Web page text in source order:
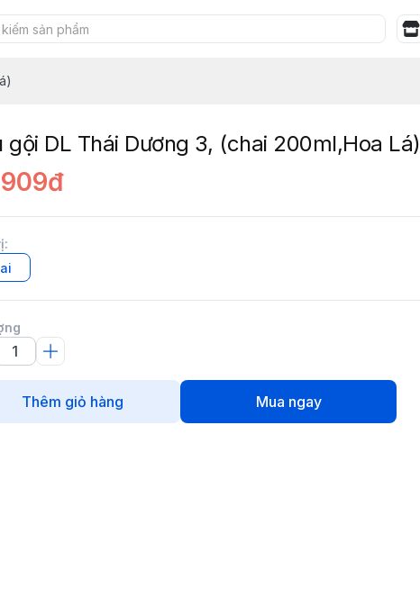
gội DL Thái Dương 3, (chai 200ml,Hoa Lá)
:
Thêm giỏ hàng Mua ngay